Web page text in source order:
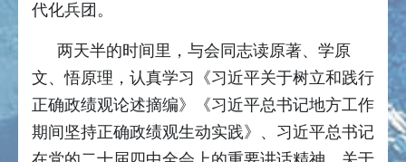
代化兵团。
两天半的时间里，与会同志读原著、学原
文、悟原理，认真学习《习近平关于树立和践行
正确政绩观论述摘编》《习近平总书记地方工作
期间坚持正确政绩观生动实践》、习近平总书记